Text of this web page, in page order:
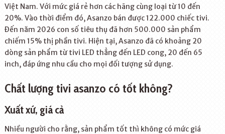
Việt Nam. Với mức giá rẻ hơn các hãng cùng loại từ 10 đến
20%. Vào thời điểm đó, Asanzo bán được 122.000 chiếc tivi.
Đến năm 2026 con số tiêu thụ đã hơn 500.000 sản phẩm
chiếm 15% thị phần tivi. Hiện tại, Asanzo đã có khoảng 20
dòng sản phẩm từ tivi LED thẳng đến LED cong, 20 đến 65
inch, đáp ứng nhu cầu cho mọi đối tượng sử dụng.
Chất lượng tivi asanzo có tốt không?
Xuất xứ, giá cả
Nhiều người cho rằng, sản phẩm tốt thì không có mức giá